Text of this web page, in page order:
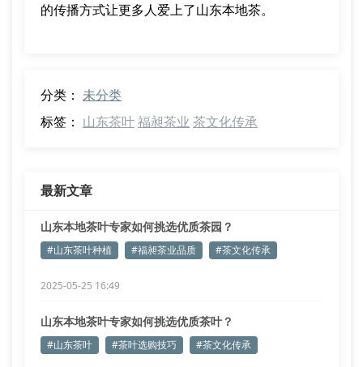
的传播方式让更多人爱上了山东本地茶。
分类： 未分类
标签： 山东茶叶福昶茶业 茶文化传承
最新文章
山东本地茶叶专家如何挑选优质茶园？
#山东茶叶种植 #福昶茶业品质 #茶文化传承
2025-05-25 16:49
山东本地茶叶专家如何挑选优质茶叶？
#山东茶叶 #茶叶选购技巧 #茶文化传承